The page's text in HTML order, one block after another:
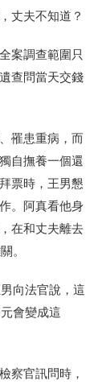
丈夫不知道？
案調查範圍只
查問當天交錢
罹患重病，而
自撫養一個還
票時，王男懇
。阿真看他身
在和丈夫離去
。
向法官說，這
會變成這
察官訊問時，